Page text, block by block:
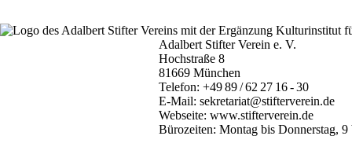
Adalbert Stifter Verein e. V.
Hochstraße 8
81669 München
Telefon:+49 89 / 62 27 16 - 30
E-Mail:sekretariat@stifterverein.de
Webseite:www.stifterverein.de
Bürozeiten: Montag bis Donnerstag,